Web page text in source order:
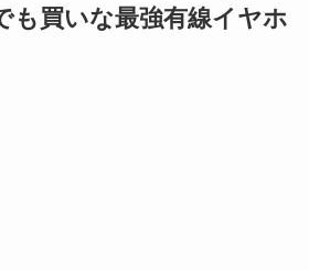
も買いな最強有線イヤホ